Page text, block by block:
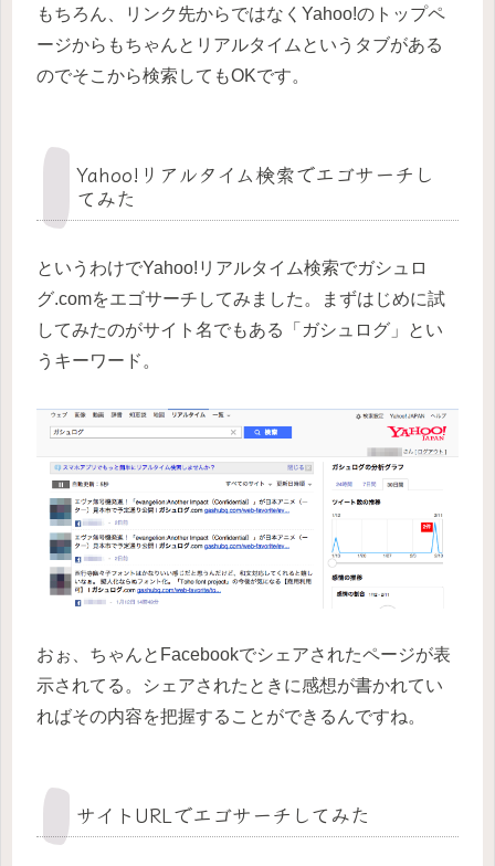
もちろん、リンク先からではなくYahoo!のトップペ
ージからもちゃんとリアルタイムというタブがある
のでそこから検索してもOKです。
Yahoo!リアルタイム検索でエゴサーチし
てみた
というわけでYahoo!リアルタイム検索でガシュロ
グ.comをエゴサーチしてみました。まずはじめに試
してみたのがサイト名でもある「ガシュログ」とい
うキーワード。
おぉ、ちゃんとFacebookでシェアされたページが表
示されてる。シェアされたときに感想が書かれてい
ればその内容を把握することができるんですね。
サイトURLでエゴサーチしてみた